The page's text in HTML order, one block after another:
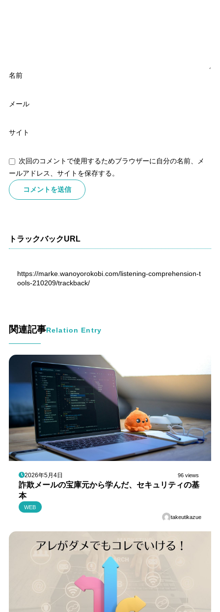
名前
メール
サイト
次回のコメントで使用するためブラウザーに自分の名前、メ
ールアドレス、サイトを保存する。
トラックバックURL
https://marke.wanoyorokobi.com/listening-comprehension-t
ools-210209/trackback/
関連記事Relation Entry
2026年5月4日 96 views
詐欺メールの宝庫元から学んだ、セキュリティの基
本
WEB
takeutikazue